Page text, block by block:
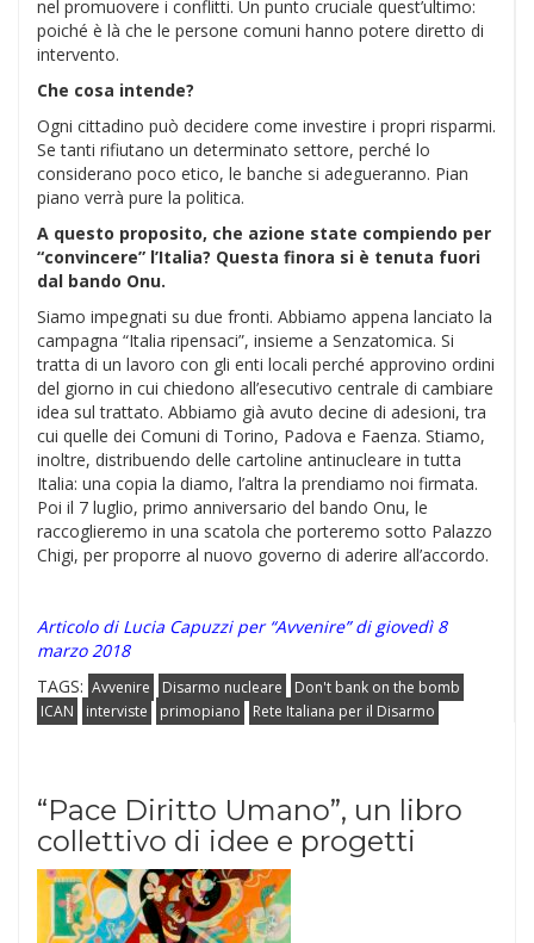
nel promuovere i conflitti. Un punto cruciale quest’ultimo:
poiché è là che le persone comuni hanno potere diretto di
intervento.
Che cosa intende?
Ogni cittadino può decidere come investire i propri risparmi.
Se tanti rifiutano un determinato settore, perché lo
considerano poco etico, le banche si adegueranno. Pian
piano verrà pure la politica.
A questo proposito, che azione state compiendo per
“convincere” l’Italia? Questa finora si è tenuta fuori
dal bando Onu.
Siamo impegnati su due fronti. Abbiamo appena lanciato la
campagna “Italia ripensaci”, insieme a Senzatomica. Si
tratta di un lavoro con gli enti locali perché approvino ordini
del giorno in cui chiedono all’esecutivo centrale di cambiare
idea sul trattato. Abbiamo già avuto decine di adesioni, tra
cui quelle dei Comuni di Torino, Padova e Faenza. Stiamo,
inoltre, distribuendo delle cartoline antinucleare in tutta
Italia: una copia la diamo, l’altra la prendiamo noi firmata.
Poi il 7 luglio, primo anniversario del bando Onu, le
raccoglieremo in una scatola che porteremo sotto Palazzo
Chigi, per proporre al nuovo governo di aderire all’accordo.
Articolo di Lucia Capuzzi per “Avvenire” di giovedì 8
marzo 2018
TAGS: Avvenire Disarmo nucleare
Don't bank on the bomb
ICAN
interviste primopiano Rete Italiana per il Disarmo
“Pace Diritto Umano”, un libro
collettivo di idee e progetti